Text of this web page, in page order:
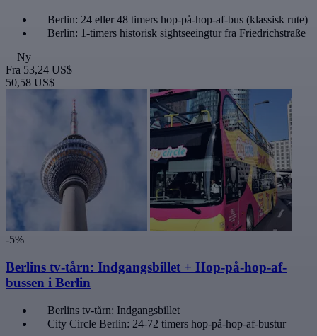
Berlin: 24 eller 48 timers hop-på-hop-af-bus (klassisk rute)
Berlin: 1-timers historisk sightseeingtur fra Friedrichstraße
Ny
Fra 53,24 US$
50,58 US$
-5%
Berlins tv-tårn: Indgangsbillet + Hop-på-hop-af-
bussen i Berlin
Berlins tv-tårn: Indgangsbillet
City Circle Berlin: 24-72 timers hop-på-hop-af-bustur